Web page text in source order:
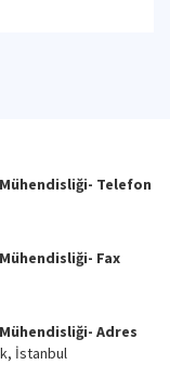
Telefon
Fax
Adres
İstanbul